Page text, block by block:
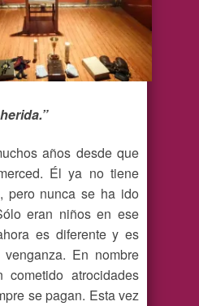
años desde que
Él ya no tiene
pero nunca se ha ido
eran niños en ese
es diferente y es
En nombre
atrocidades
se pagan. Esta vez